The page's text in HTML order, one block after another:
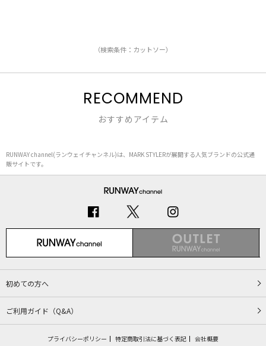
（検索条件：カットソー）
RECOMMEND
おすすめアイテム
RUNWAY channel(ランウェイチャンネル)は、MARK STYLERが展開する人気ブランドの公式通
販サイトです。
初めての方へ
ご利用ガイド（Q&A）
プライバシーポリシー 特定商取引法に基づく表記 会社概要